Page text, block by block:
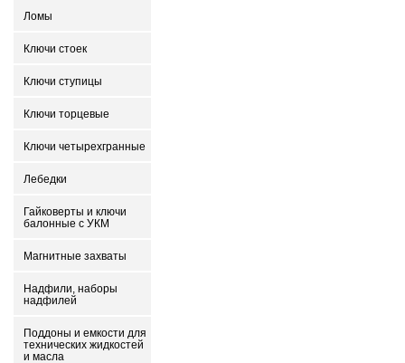
Ломы
Ключи стоек
Ключи ступицы
Ключи торцевые
Ключи четырехгранные
Лебедки
Гайковерты и ключи
балонные с УКМ
Магнитные захваты
Надфили, наборы
надфилей
Поддоны и емкости для
технических жидкостей
и масла